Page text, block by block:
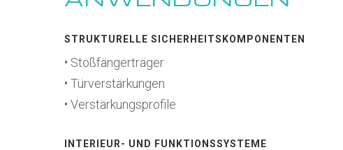
STRUKTURELLE SICHERHEITSKOMPONENTEN
• Stoßfängerträger
• Türverstärkungen
• Verstärkungsprofile
INTERIEUR- UND FUNKTIONSSYSTEME